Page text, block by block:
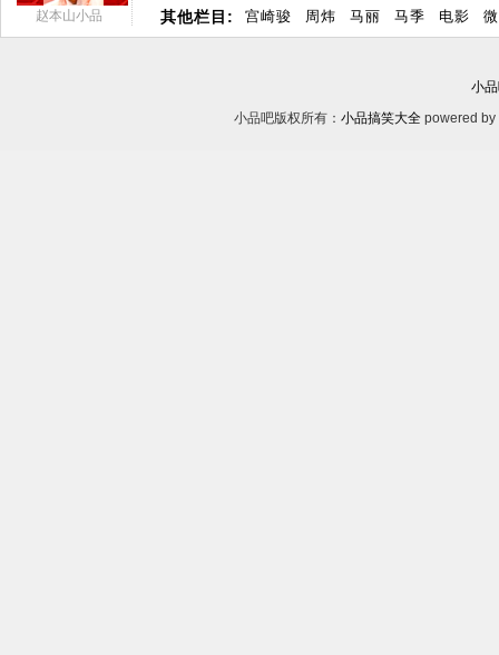
赵本山小品 其他栏目: 宫崎骏 周炜 马丽 马季 电影
小
小品吧版权所有： 小品搞笑大全 powered by